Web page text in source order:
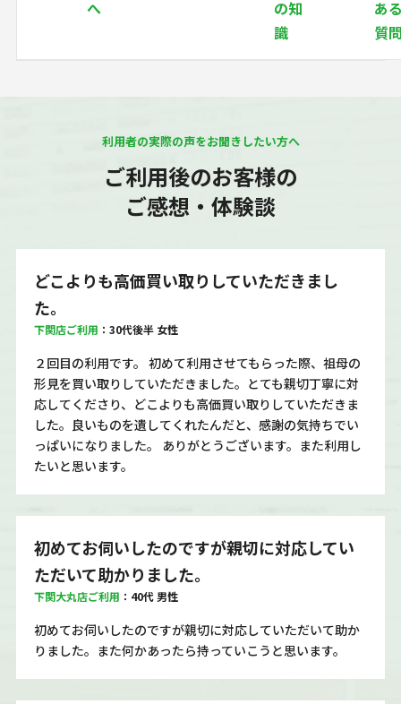
へ
の知
識
あ
質
利用者の実際の声をお聞きしたい方へ
ご利用後のお客様の
ご感想・体験談
どこよりも高価買い取りしていただきまし
た。
下関店ご利用 ：30代後半 女性
２回目の利用です。 初めて利用させてもらった際、祖母の
形見を買い取りしていただきました。とても親切丁寧に対
応してくださり、どこよりも高価買い取りしていただきま
した。良いものを遺してくれたんだと、感謝の気持ちでい
っぱいになりました。 ありがとうございます。また利用し
たいと思います。
初めてお伺いしたのですが親切に対応してい
ただいて助かりました。
下関大丸店ご利用 ：40代 男性
初めてお伺いしたのですが親切に対応していただいて助か
りました。また何かあったら持っていこうと思います。